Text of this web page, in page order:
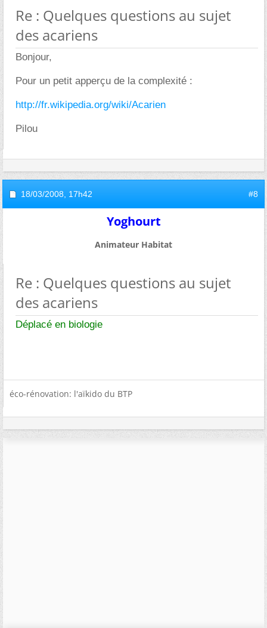
Re : Quelques questions au sujet
des acariens
Bonjour,
Pour un petit apperçu de la complexité :
http://fr.wikipedia.org/wiki/Acarien
Pilou
18/03/2008, 17h42 #8
Yoghourt
Animateur Habitat
Re : Quelques questions au sujet
des acariens
Déplacé en biologie
éco-rénovation: l'aïkido du BTP